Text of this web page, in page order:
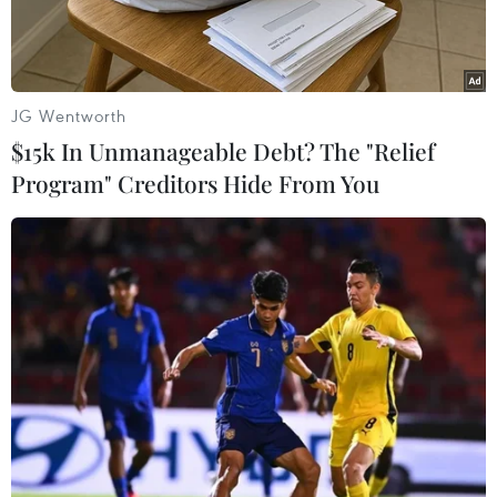
áp đặt.
Một trạm bơm xăng ở Damascus, Syria. (Ảnh: AFP/TTXVN)
Chính quyền Syria đã quyết định tăng mạnh giá
xăng dầu tại những khu vực do chính phủ kiểm
JG Wentworth
$15k In Unmanageable Debt? The "Relief
Program" Creditors Hide From You